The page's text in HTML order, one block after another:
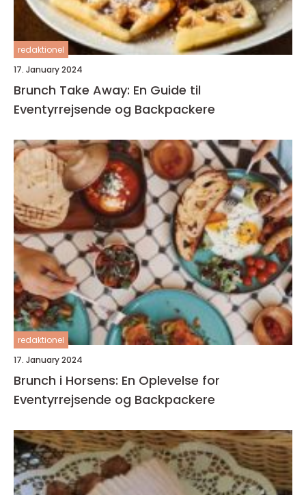
redaktionel
17. January 2024
Brunch Take Away: En Guide til
Eventyrrejsende og Backpackere
redaktionel
17. January 2024
Brunch i Horsens: En Oplevelse for
Eventyrrejsende og Backpackere